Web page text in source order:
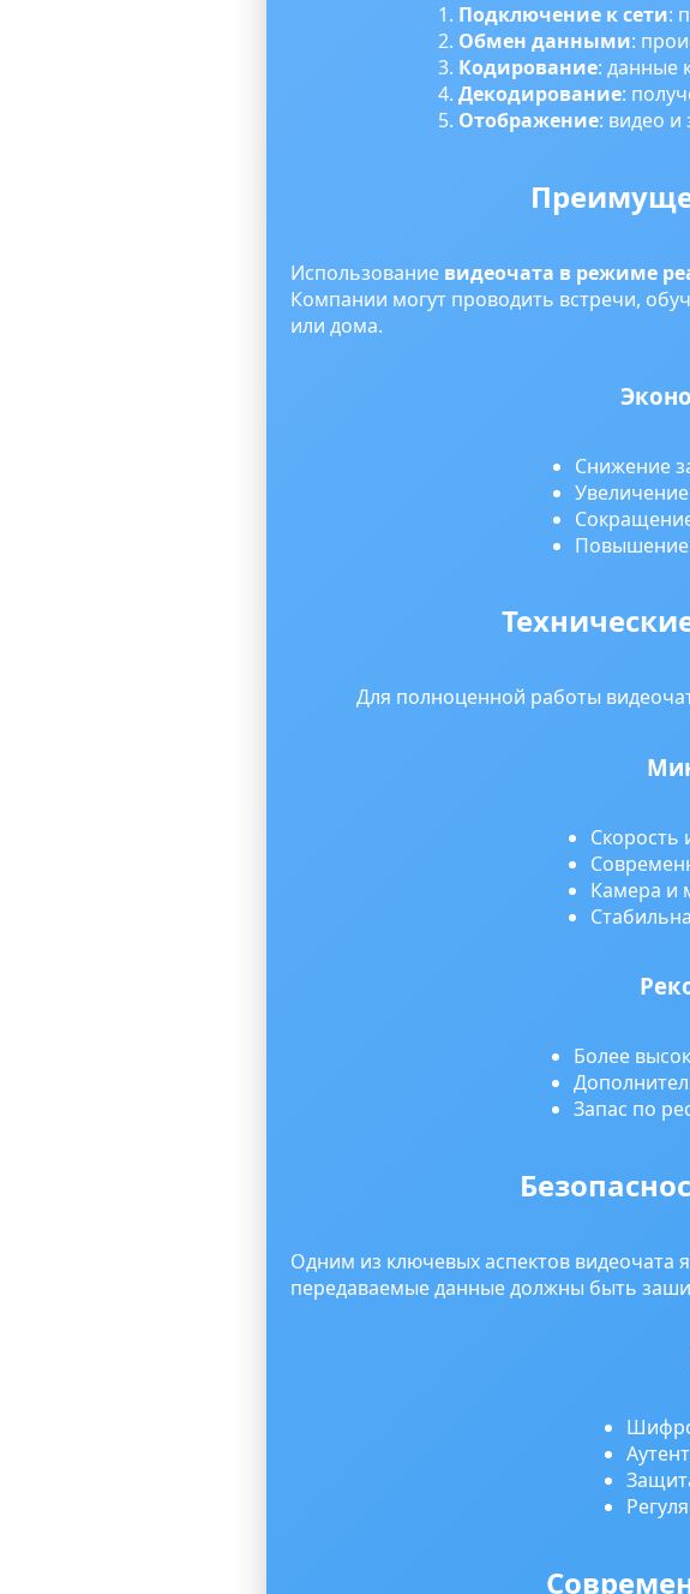
Подключение к сети:
Обмен данными:
Кодирование: данные
Декодирование:
Отображение: видео и
Использование видеочата в режиме
Компании могут проводить встречи,
или дома.
Снижение
Повышение
Для полноценной работы
Скорость
Камера и
Более
Запас по
Одним из ключевых аспектов видеочата
передаваемые данные должны быть